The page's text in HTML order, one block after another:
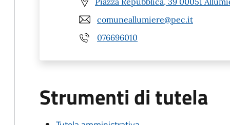
comuneallumiere@pec.it
076696010
Strumenti di tutela